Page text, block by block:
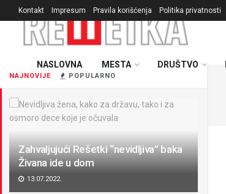
NAJNOVIJE POPULARNO
Zahvaljujući Rešetki “nevidljiva” baka
Živana ide u dom
13.07.2022.
Kontakt Impresum Pravila korišćenja Politika privatnosti
NASLOVNA MESTA DRUŠTVO